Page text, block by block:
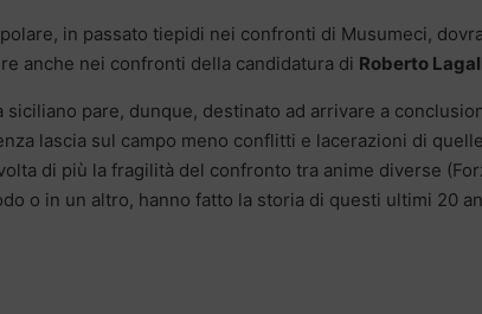
in passato tiepidi nei confronti di Musumeci,
anche nei confronti della candidatura di Roberto
pare, dunque, destinato ad arrivare a
lascia sul campo meno conflitti e lacerazioni di
di più la fragilità del confronto tra anime diverse
o in un altro, hanno fatto la storia di questi ultimi 20